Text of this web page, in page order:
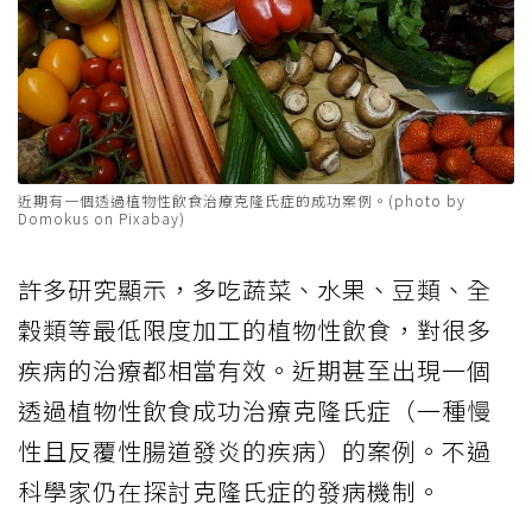
近期有一個透過植物性飲食治療克隆氏症的成功案例。(photo by
Domokus on Pixabay)
許多研究顯示，多吃蔬菜、水果、豆類、全
穀類等最低限度加工的植物性飲食，對很多
疾病的治療都相當有效。近期甚至出現一個
透過植物性飲食成功治療克隆氏症（一種慢
性且反覆性腸道發炎的疾病）的案例。不過
科學家仍在探討克隆氏症的發病機制。